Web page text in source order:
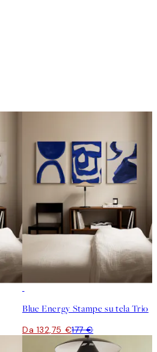
Blue Energy Stampe su tela Trio
Da 132,75 €177 €